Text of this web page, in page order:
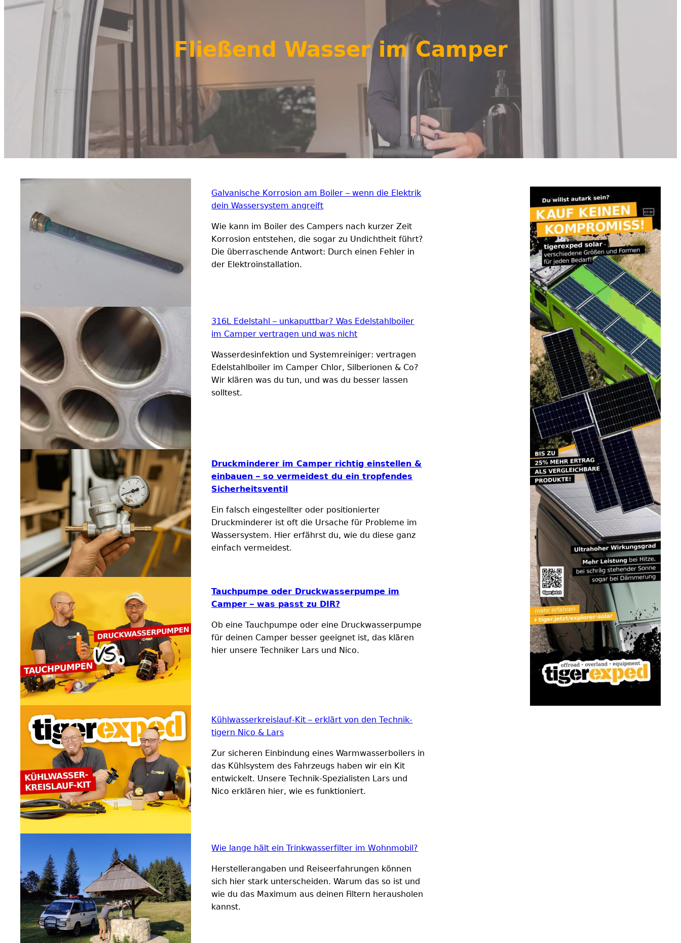
Fließend Wasser im Camper
Galvanische Korrosion am Boiler – wenn die Elektrik
dein Wassersystem angreift
Wie kann im Boiler des Campers nach kurzer Zeit
Korrosion entstehen, die sogar zu Undichtheit führt?
Die überraschende Antwort: Durch einen Fehler in
der Elektroinstallation.
316L Edelstahl – unkaputtbar? Was Edelstahlboiler
im Camper vertragen und was nicht
Wasserdesinfektion und Systemreiniger: vertragen
Edelstahlboiler im Camper Chlor, Silberionen & Co?
Wir klären was du tun, und was du besser lassen
solltest.
Druckminderer im Camper richtig einstellen &
einbauen – so vermeidest du ein tropfendes
Sicherheitsventil
Ein falsch eingestellter oder positionierter
Druckminderer ist oft die Ursache für Probleme im
Wassersystem. Hier erfährst du, wie du diese ganz
einfach vermeidest.
Tauchpumpe oder Druckwasserpumpe im
Camper – was passt zu DIR?
Ob eine Tauchpumpe oder eine Druckwasserpumpe
für deinen Camper besser geeignet ist, das klären
hier unsere Techniker Lars und Nico.
Kühlwasserkreislauf-Kit – erklärt von den Technik-
tigern Nico & Lars
Zur sicheren Einbindung eines Warmwasserboilers in
das Kühlsystem des Fahrzeugs haben wir ein Kit
entwickelt. Unsere Technik-Spezialisten Lars und
Nico erklären hier, wie es funktioniert.
Wie lange hält ein Trinkwasserfilter im Wohnmobil?
Herstellerangaben und Reiseerfahrungen können
sich hier stark unterscheiden. Warum das so ist und
wie du das Maximum aus deinen Filtern herausholen
kannst.